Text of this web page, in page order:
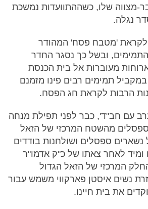
מצווה שלו, כשההתוועדות נמשכת
נגלה.
לקראת 'מטבח פסח' המהודר
ובשל כך נסגר החדר
מעוברות אל בית הכנסת
תמימים רבים פינו מזמנם
הרבות לקראת חג הפסח.
עם חב"ד', כבר לפני תפילת מנחה
מהשטח המרכזי של הזאל
ספסלים ושולחנות בודדים
ומיד לאחר צאתו של כ"ק אדמו"ר
המרכזי של הזאל הגדול
נשים איסטן פארקווי משמש עבור
את בית חיינו.